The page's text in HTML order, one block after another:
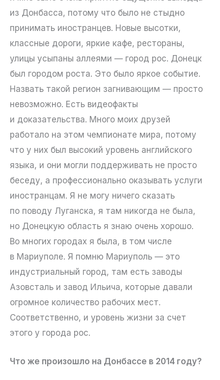
из Донбасса, потому что было не стыдно
принимать иностранцев. Новые высотки,
классные дороги, яркие кафе, рестораны,
улицы усыпаны аллеями — город рос. Донецк
был городом роста. Это было яркое событие.
Назвать такой регион загнивающим — просто
невозможно. Есть видеофакты
и доказательства. Много моих друзей
работало на этом чемпионате мира, потому
что у них был высокий уровень английского
языка, и они могли поддерживать не просто
беседу, а профессионально оказывать услуги
иностранцам. Я не могу ничего сказать
по поводу Луганска, я там никогда не была,
но Донецкую область я знаю очень хорошо.
Во многих городах я была, в том числе
в Мариуполе. Я помню Мариуполь — это
индустриальный город, там есть заводы
Азовсталь и завод Ильича, которые давали
огромное количество рабочих мест.
Соответственно, и уровень жизни за счет
этого у города рос.
Что же произошло на Донбассе в 2014 году?